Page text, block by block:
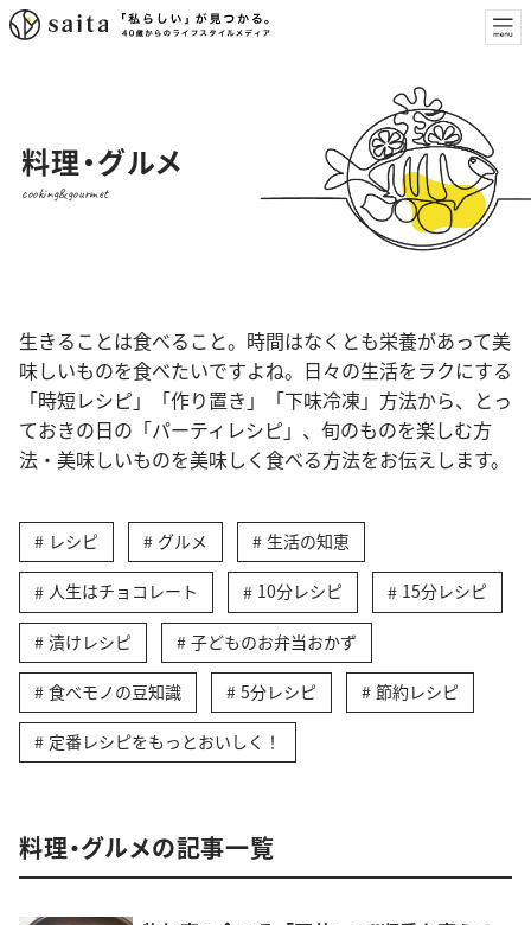
料理・グルメ
cooking&gourmet
生きることは食べること。時間はなくとも栄養があって美
味しいものを食べたいですよね。日々の生活をラクにする
「時短レシピ」「作り置き」「下味冷凍」方法から、とっ
ておきの日の「パーティレシピ」、旬のものを楽しむ方
法・美味しいものを美味しく食べる方法をお伝えします。
レシピ グルメ 生活の知恵
人生はチョコレート 10分レシピ 15分レシピ
漬けレシピ 子どものお弁当おかず
食べモノの豆知識 5分レシピ 節約レシピ
定番レシピをもっとおいしく！
料理・グルメの記事一覧